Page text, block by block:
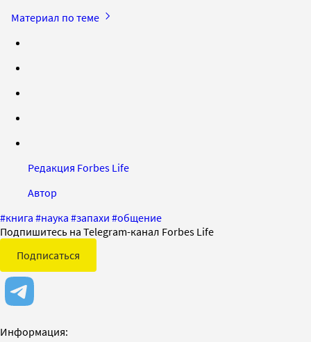
Материал по теме
Редакция Forbes Life
Автор
#книга #наука #запахи #общение
Подпишитесь на Telegram-канал Forbes Life
Подписаться
Информация: